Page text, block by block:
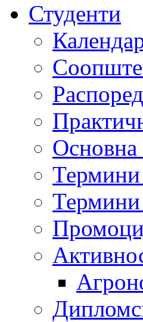
Студенти
Основна
Термини
Термини